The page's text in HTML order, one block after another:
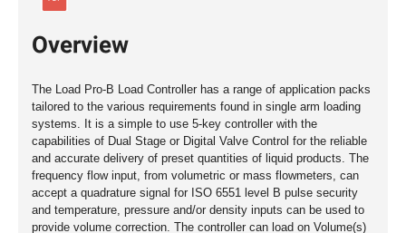
Overview
The Load Pro-B Load Controller has a range of application packs
tailored to the various requirements found in single arm loading
systems. It is a simple to use 5-key controller with the
capabilities of Dual Stage or Digital Valve Control for the reliable
and accurate delivery of preset quantities of liquid products. The
frequency flow input, from volumetric or mass flowmeters, can
accept a quadrature signal for ISO 6551 level B pulse security
and temperature, pressure and/or density inputs can be used to
provide volume correction. The controller can load on Volume(s)